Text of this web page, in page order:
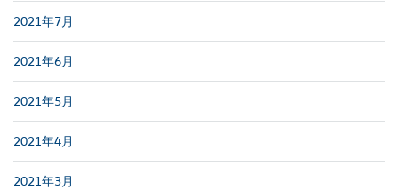
2021年7月
2021年6月
2021年5月
2021年4月
2021年3月